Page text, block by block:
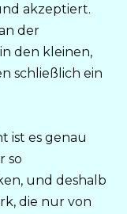
akzeptiert.
der
den kleinen,
schließlich ein
ist es genau
so
und deshalb
die nur von